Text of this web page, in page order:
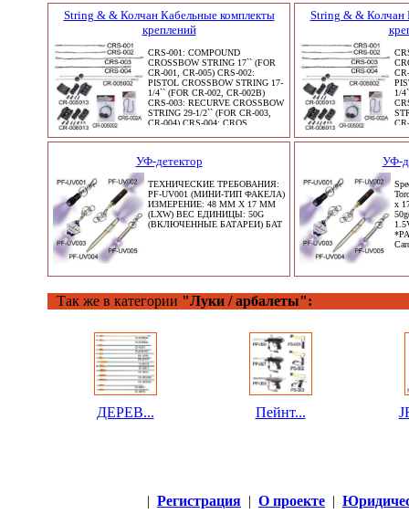
String & & Колчан Кабельные комплекты
креплений
CRS-001: COMPOUND
CROSSBOW STRING 17`` (FOR
CR-001, CR-005) CRS-002:
PISTOL CROSSBOW STRING 17-
1/4`` (FOR CR-002, CR-002B)
CRS-003: RECURVE CROSSBOW
STRING 29-1/2`` (FOR CR-003,
CR-004) CRS-004: CROS
String & & Колчан
1/
УФ-детектор
ТЕХНИЧЕСКИЕ ТРЕБОВАНИЯ:
PF-UV001 (МИНИ-ТИП ФАКЕЛА)
ИЗМЕРЕНИЕ: 48 ММ X 17 ММ
(LXW) ВЕС ЕДИНИЦЫ: 50G
(ВКЛЮЧЕННЫЕ БАТАРЕИ) БАТ
УФ-
x
Так же в категории "Луки / арбалеты":
ДЕРЕВ... Пейнт...
| Регистрация | О проекте |